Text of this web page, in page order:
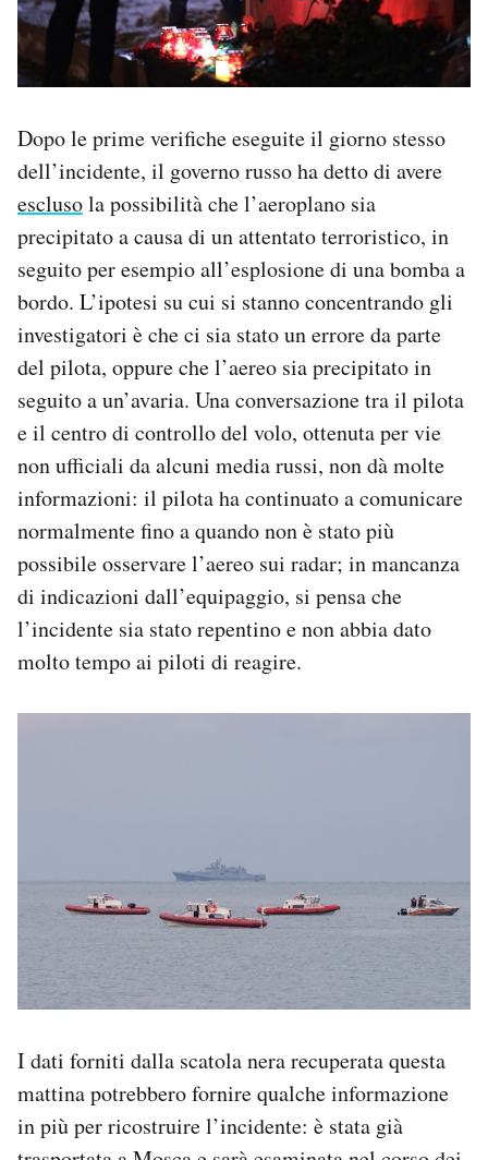
Dopo le prime verifiche eseguite il giorno stesso
dell’incidente, il governo russo ha detto di avere
esclusola possibilità che l’aeroplano sia
precipitato a causa di un attentato terroristico, in
seguito per esempio all’esplosione di una bomba a
bordo. L’ipotesi su cui si stanno concentrando gli
investigatori è che ci sia stato un errore da parte
del pilota, oppure che l’aereo sia precipitato in
seguito a un’avaria. Una conversazione tra il pilota
e il centro di controllo del volo, ottenuta per vie
non ufficiali da alcuni media russi, non dà molte
informazioni: il pilota ha continuato a comunicare
normalmente fino a quando non è stato più
possibile osservare l’aereo sui radar; in mancanza
di indicazioni dall’equipaggio, si pensa che
l’incidente sia stato repentino e non abbia dato
molto tempo ai piloti di reagire.
I dati forniti dalla scatola nera recuperata questa
mattina potrebbero fornire qualche informazione
in più per ricostruire l’incidente: è stata già